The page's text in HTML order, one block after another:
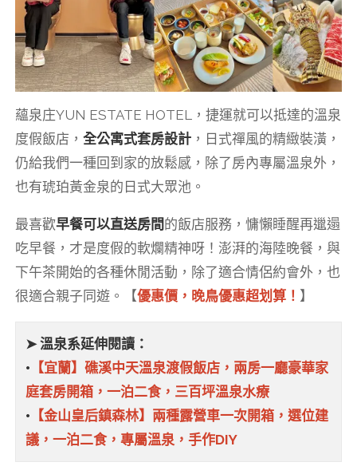
蘊泉庄YUN ESTATE HOTEL，捷運就可以抵達的溫泉
度假飯店， 全公寓式套房設計，日式禪風的精緻裝潢，
仍給我們一種回到家的放鬆感，除了房內專屬溫泉外，
也有琥珀黃金泉的日式大眾池。
最喜歡早餐可以直送房間的飯店服務，慵懶睡醒再邋遢
吃早餐，才是度假的軟爛精神呀！澎湃的海陸晚餐，與
下午茶開始的各種休閒活動，除了適合情侶約會外，也
很適合親子同遊。【優惠價，晚鳥優惠超划算！ 】
➤ 溫泉系延伸閱讀：
• 【宜蘭】礁溪中天溫泉渡假飯店，兩房一廳豪華家
庭套房開箱，一泊二食，三百坪溫泉水療
• 【金山皇后鎮森林】兩種露營車一次開箱，選位建
議，一泊二食，專屬溫泉，手作DIY